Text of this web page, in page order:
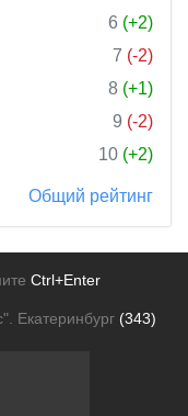
6 (+2)
7 (-2)
8 (+1)
9 (-2)
10 (+2)
Общий рейтинг
Ctrl+Enter
Екатеринбург (343)